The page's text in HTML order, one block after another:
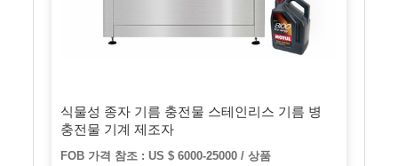
식물성 종자 기름 충전물 스테인리스 기름 병
충전물 기계 제조자
FOB 가격 참조 : US $ 6000-25000 / 상품